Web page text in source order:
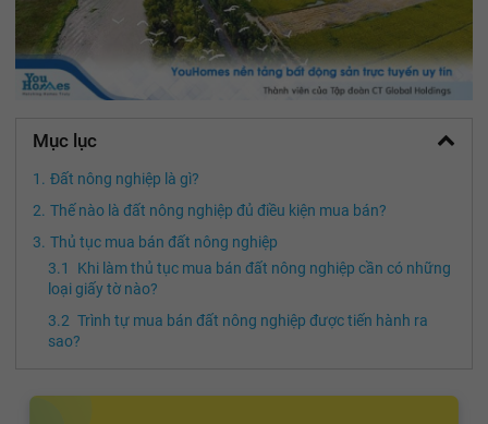
Mục lục
Đất nông nghiệp là gì?
Thế nào là đất nông nghiệp đủ điều kiện mua bán?
Thủ tục mua bán đất nông nghiệp
Khi làm thủ tục mua bán đất nông nghiệp cần có những
loại giấy tờ nào?
Trình tự mua bán đất nông nghiệp được tiến hành ra
sao?